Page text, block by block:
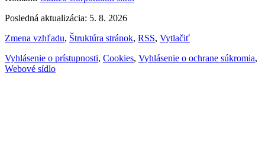
Posledná aktualizácia: 5. 8. 2026
Zmena vzhľadu, Štruktúra stránok, RSS, Vytlačiť
Vyhlásenie o prístupnosti, Cookies, Vyhlásenie o ochrane súkromia,
Webové sídlo